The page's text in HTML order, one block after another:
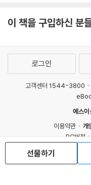
이 책을 구입하신 분
선물하기
로그인
고객센터 1544-3800
예스
이용약관
개
PC버전